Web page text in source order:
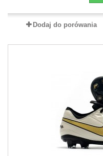
Dodaj do porówania